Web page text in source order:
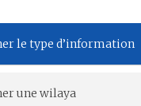
le type d’information
une wilaya